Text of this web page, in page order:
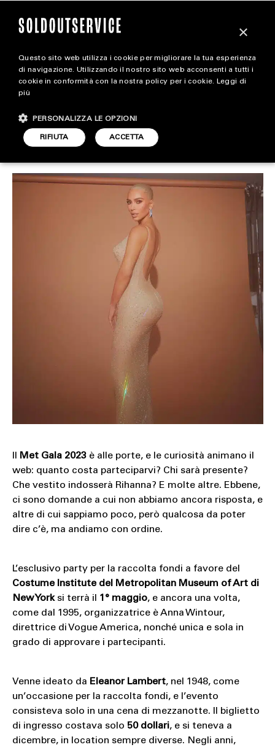
magazine
STYLE
FOOTWEAR
ACCESSORIES
Quanto costa partecipare
al Met Gala?
STYLE
28 APRILE 2023
Met Gala 2023è alle porte, e le curiosità animano il
web: quanto costa parteciparvi? Chi sarà presente?
Che vestito indosserà Rihanna? E molte altre. Ebbene,
ci sono domande a cui non abbiamo ancora risposta, e
altre di cui sappiamo poco, però qualcosa da poter
dire c’è, ma andiamo con ordine.
L’esclusivo party per la raccolta fondi a favore del
Costume Institute del Metropolitan Museum of Art di
New Yorksi terrà il 1° maggio, e ancora una volta,
come dal 1995, organizzatrice è Anna Wintour,
direttrice di Vogue America, nonché unica e sola in
grado di approvare i partecipanti.
Venne ideato da Eleanor Lambert, nel 1948, come
un’occasione per la raccolta fondi, e l’evento
consisteva solo in una cena di mezzanotte. Il biglietto
di ingresso costava solo 50 dollari, e si teneva a
dicembre, in location sempre diverse. Negli anni,
×
Questo sito web utilizza i cookie per migliorare la tua esperienza
di navigazione. Utilizzando il nostro sito web acconsenti a tutti i
cookie in conformità con la nostra policy per i cookie. Leggi di
più
ACCETTA
RIFIUTA
PERSONALIZZA LE OPZIONI